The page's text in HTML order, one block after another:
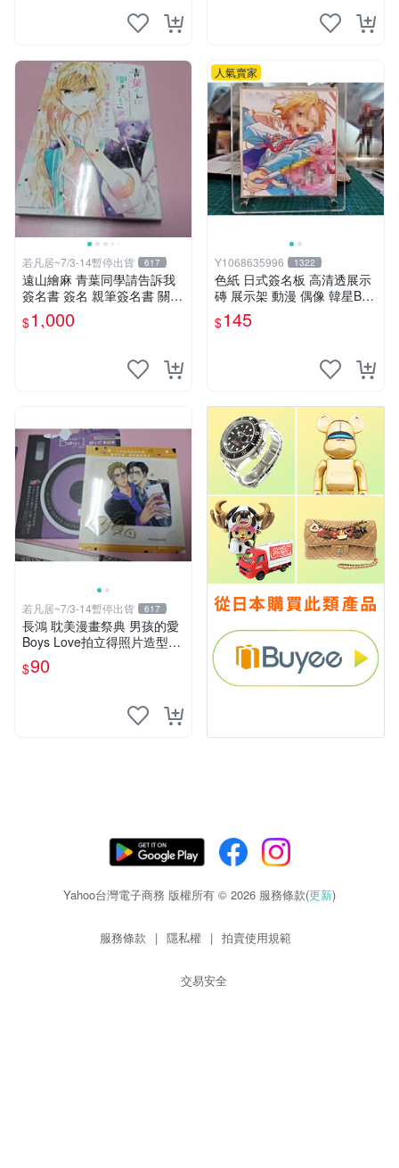
若凡居~7/3-14暫停出貨 617
遠山繪麻 青葉同學請告訴我
簽名書 簽名 親筆簽名書 關鍵
字： 四月一日同學命理缺我
$1,000
人氣賣家
Y1068635996 1322
色紙 日式簽名板 高清透展示
磚 展示架 動漫 偶像 韓星BT
S hololive 小號 凹槽122*137
mm
$145
若凡居~7/3-14暫停出貨 617
長鴻 耽美漫畫祭典 男孩的愛
Boys Love拍立得照片造型透
卡 第二彈 不良的津田同學和
輔導老師.增田關係很差
$90
Yahoo台灣電子商務 版權所有 © 2026 服務條款(更新)
服務條款 | 隱私權 | 拍賣使用規範
交易安全